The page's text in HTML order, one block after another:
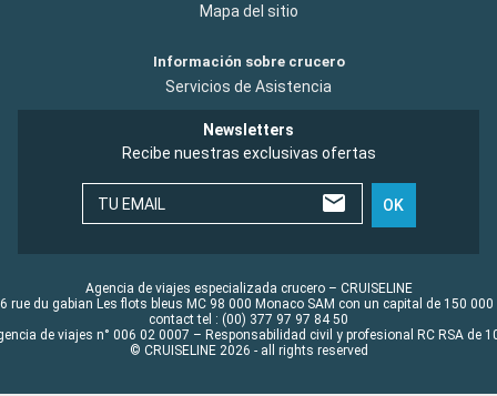
Mapa del sitio
Información sobre crucero
Servicios de Asistencia
Newsletters
Recibe nuestras exclusivas ofertas
TU EMAIL OK
Agencia de viajes especializada crucero – CRUISELINE
rue du gabian Les flots bleus MC 98 000 Monaco SAM con un capital de 150 000
contact tel : (00) 377 97 97 84 50
de viajes n° 006 02 0007 – Responsabilidad civil y profesional RC RSA de
© CRUISELINE 2026 - all rights reserved